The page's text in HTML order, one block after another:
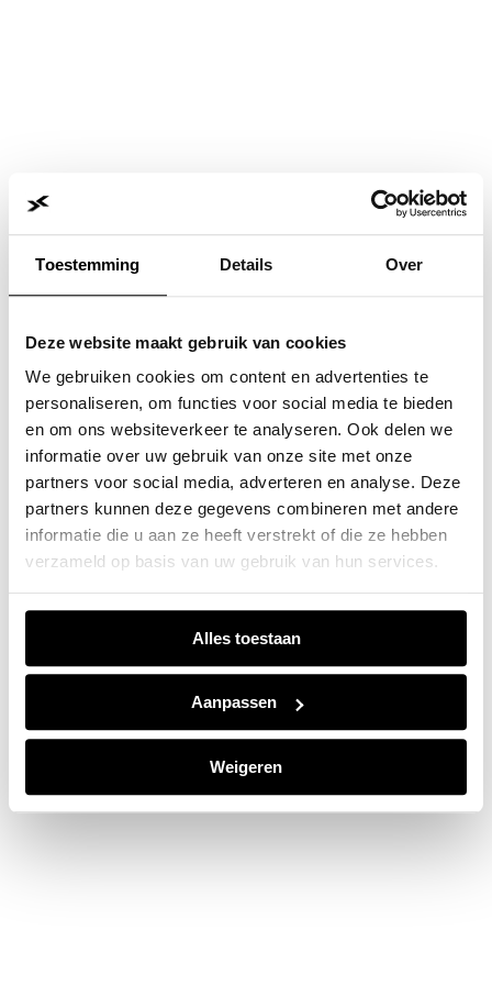
Toestemming Details Over
Deze website maakt gebruik van cookies
We gebruiken cookies om content en advertenties te
personaliseren, om functies voor social media te bieden
en om ons websiteverkeer te analyseren. Ook delen we
informatie over uw gebruik van onze site met onze
partners voor social media, adverteren en analyse. Deze
partners kunnen deze gegevens combineren met andere
informatie die u aan ze heeft verstrekt of die ze hebben
verzameld op basis van uw gebruik van hun services.
Alles toestaan
Aanpassen
Weigeren
Application error: a client-side exception has occurred while
loadingwww.jvk.nl(see the browser consolefor more
information).